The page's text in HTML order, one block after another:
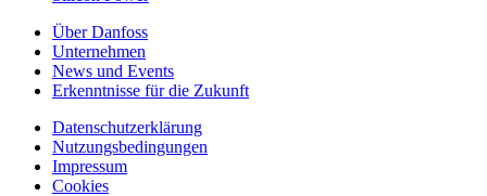
Über Danfoss
Unternehmen
News und Events
Erkenntnisse für die Zukunft
Datenschutzerklärung
Nutzungsbedingungen
Impressum
Cookies